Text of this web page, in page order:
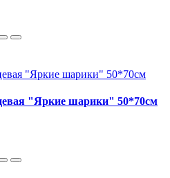
"Яркие шарики" 50*70см